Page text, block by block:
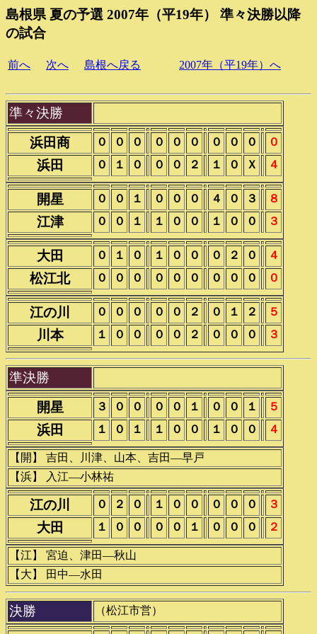
島根県 夏の予選 2007年（平19年） 準々決勝以降
の試合
前へ 次へ 島根へ戻る 2007年（平19年）へ
準々決勝
浜田商
０ ０ ０ ０ ０ ０ ０ ０ ０ ０
浜田 ０ １ ０ ０ ０ ２ １ ０ Ｘ ４
開星 ０ ０ １ ０ ０ ０ ４ ０ ３ ８
江津 ０ ０ １ １ ０ ０ １ ０ ０ ３
大田 ０ １ ０ １ ０ ０ ０ ２ ０ ４
松江北 ０ ０ ０ ０ ０ ０ ０ ０ ０ ０
江の川 ０ ０ ０ ０ ０ ２ ０ １ ２ ５
川本 １ ０ ０ ０ ０ ２ ０ ０ ０ ３
準決勝
開星
３ ０ ０ ０ ０ １ ０ ０ １ ５
浜田 １ ０ １ １ ０ ０ １ ０ ０ ４
【開】 吉田、川津、山本、吉田―早戸
【浜】 入江―小林祐
江の川 ０ ２ ０ １ ０ ０ ０ ０ ０ ３
大田 １ ０ ０ ０ ０ １ ０ ０ ０ ２
【江】 宮迫、津田―秋山
【大】 田中―水田
決勝 （松江市営）